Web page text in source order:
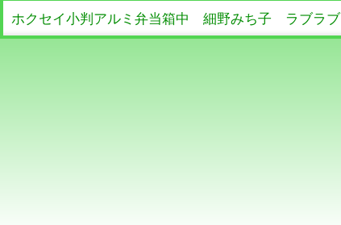
ホクセイ小判アルミ弁当箱中 細野みち子 ラブラ